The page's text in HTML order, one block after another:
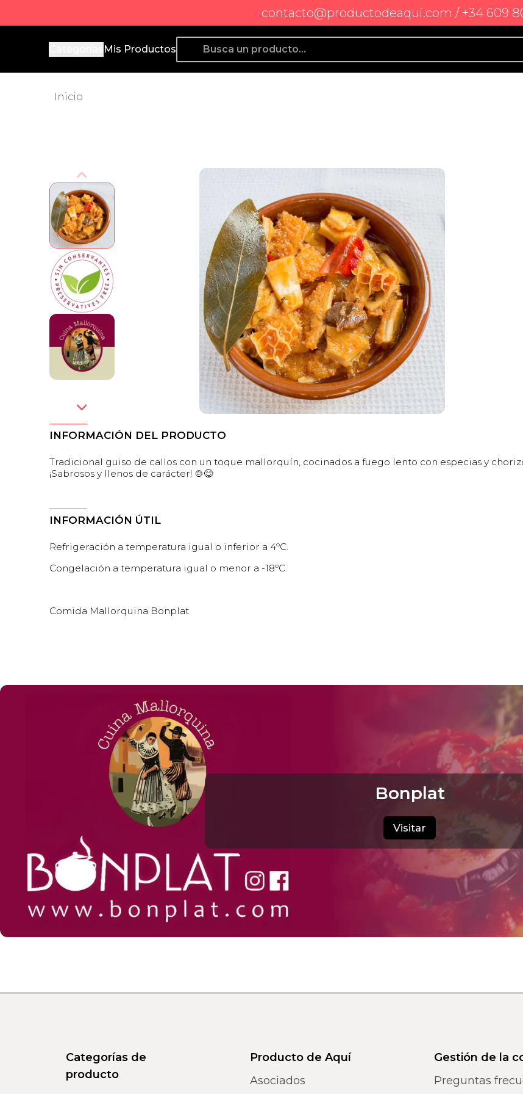
contacto@productodeaqui.com / +34 609
Producto de Aquí
Mis Productos
Inicio
INFORMACIÓN DEL PRODUCTO
Tradicional guiso de callos con un toque mallorquín, cocinados a fuego lento con especias y
¡Sabrosos y llenos de carácter! 🍲😋
INFORMACIÓN ÚTIL
Refrigeración a temperatura igual o inferior a 4ºC.
Congelación a temperatura igual o menor a -18ºC.
Comida Mallorquina Bonplat
Bonplat
Visitar
Categorías de
producto
Producto de Aquí
Asociados
Gestión de la
Preguntas